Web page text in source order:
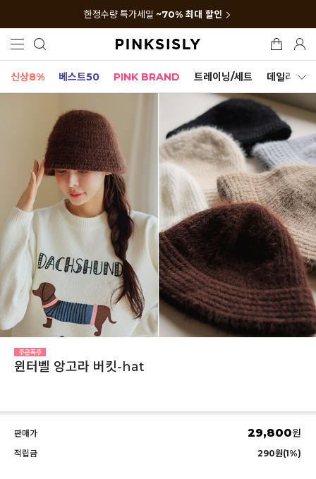
한정수량 특가세일 ~70% 최대 할인
신상8% 베스트50 PINK BRAND 트레이닝/세트 데일리세트
윈터벨 앙고라 버킷-hat
판매가 29,800원
적립금 290원(1%)